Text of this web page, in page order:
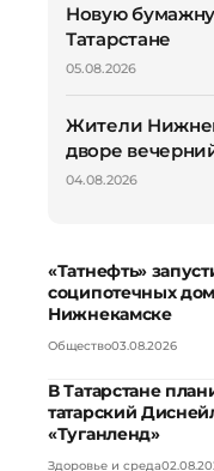
Новую
Татарстане
05.08.2026
Жители
дворе
04.08.2026
«Татнефть»
соципотечных
Нижнекамске
Общество03.08.2026
В Татарстане
татарский
«Туганленд»
Здоровье и среда